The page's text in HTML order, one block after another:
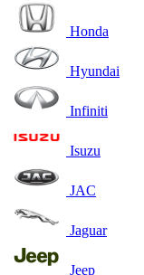
Honda
Hyundai
Infiniti
Isuzu
JAC
Jaguar
Jeep